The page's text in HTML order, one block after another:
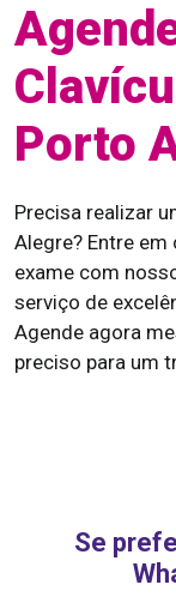
Porto
Precisa realizar
Alegre? Entre
exame com
serviço de
Agende agora
preciso para um
Se